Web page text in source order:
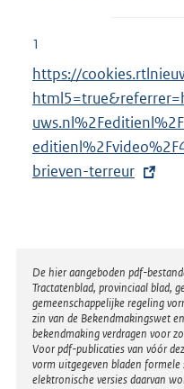
1
E
x
t
e
r
i
n
k
:
https://
uws.nl%
brieven-terreur
Disclaimer
De hier aangeboden pdf-
Tractatenblad, provinciaal blad,
gemeenschappelijke regeling
zin van de Bekendmakingswet
bekendmaking verdragen voor
Voor pdf-publicaties van vóór
vorm uitgegeven bladen
elektronische versies daarvan